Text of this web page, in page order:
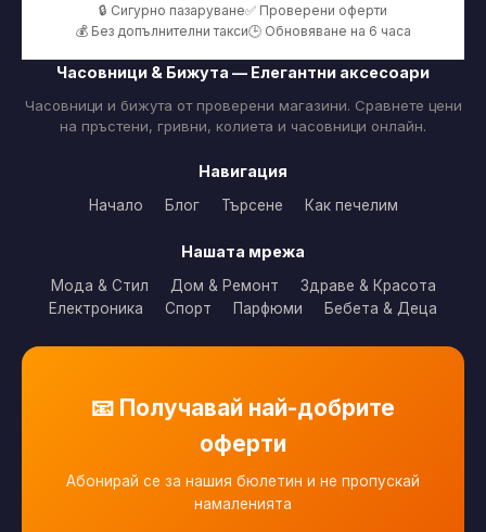
🔒 Сигурно пазаруване✅ Проверени оферти
💰 Без допълнителни такси🕒 Обновяване на 6 часа
Часовници & Бижута — Елегантни аксесоари
Часовници и бижута от проверени магазини. Сравнете цени
на пръстени, гривни, колиета и часовници онлайн.
Навигация
Начало Блог Търсене Как печелим
Нашата мрежа
Мода & Стил Дом & Ремонт
Здраве & Красота
Електроника
Спорт Парфюми Бебета & Деца
📧 Получавай най-добрите
оферти
Абонирай се за нашия бюлетин и не пропускай
намаленията